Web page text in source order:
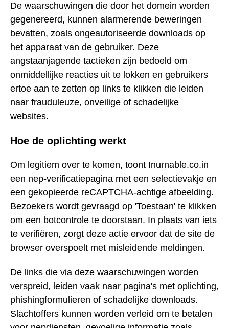
De waarschuwingen die door het domein worden
gegenereerd, kunnen alarmerende beweringen
bevatten, zoals ongeautoriseerde downloads op
het apparaat van de gebruiker. Deze
angstaanjagende tactieken zijn bedoeld om
onmiddellijke reacties uit te lokken en gebruikers
ertoe aan te zetten op links te klikken die leiden
naar frauduleuze, onveilige of schadelijke
websites.
Hoe de oplichting werkt
Om legitiem over te komen, toont Inurnable.co.in
een nep-verificatiepagina met een selectievakje en
een gekopieerde reCAPTCHA-achtige afbeelding.
Bezoekers wordt gevraagd op 'Toestaan' te klikken
om een botcontrole te doorstaan. In plaats van iets
te verifiëren, zorgt deze actie ervoor dat de site de
browser overspoelt met misleidende meldingen.
De links die via deze waarschuwingen worden
verspreid, leiden vaak naar pagina's met oplichting,
phishingformulieren of schadelijke downloads.
Slachtoffers kunnen worden verleid om te betalen